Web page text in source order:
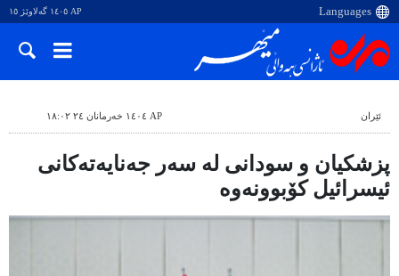
AP ١٤٠٥ گەلاوێژ ١٥
ئێران AP ١٤٠٤ خەرمانان ٢٤ ١٨:٠٢
پزشکیان و سودانی لە سەر جەنایەتەکانی
ئیسرائیل کۆبوونەوە